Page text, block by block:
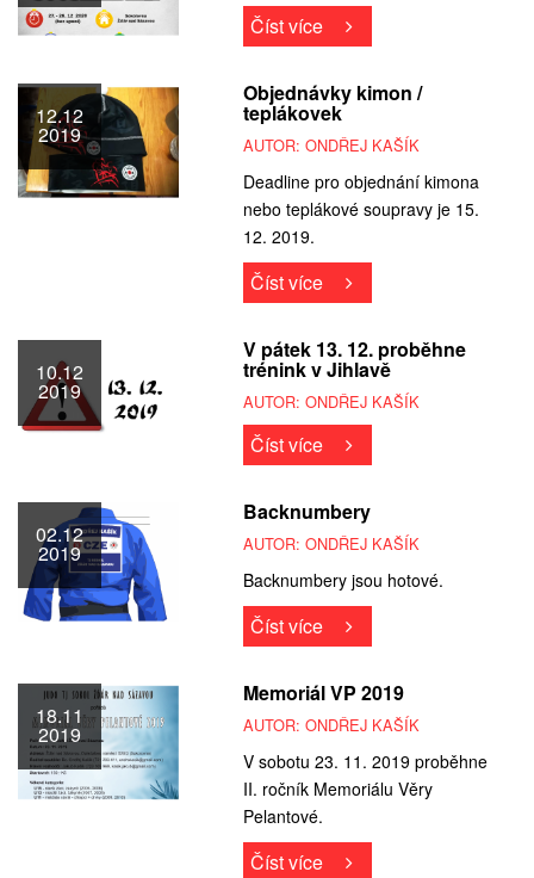
Číst více
12.12
2019
Objednávky kimon /
teplákovek
AUTOR: ONDŘEJ KAŠÍK
Deadline pro objednání kimona
nebo teplákové soupravy je 15.
12. 2019.
Číst více
10.12
2019
V pátek 13. 12. proběhne
trénink v Jihlavě
AUTOR: ONDŘEJ KAŠÍK
Číst více
02.12
2019
Backnumbery
AUTOR: ONDŘEJ KAŠÍK
Backnumbery jsou hotové.
Číst více
18.11
2019
Memoriál VP 2019
AUTOR: ONDŘEJ KAŠÍK
V sobotu 23. 11. 2019 proběhne
II. ročník Memoriálu Věry
Pelantové.
Číst více